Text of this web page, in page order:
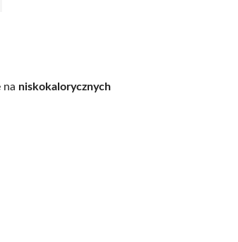
na niskokalorycznych